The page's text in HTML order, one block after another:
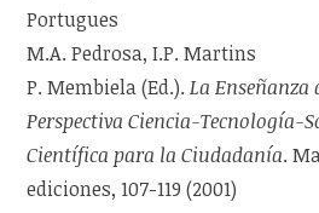
Portugues
M.A. Pedrosa, I.P. Martins
P. Membiela (Ed.).La Enseñanza
Perspectiva Ciencia-Tecnología-
Científica para la Ciudadanía.
ediciones, 107-119 (2001)